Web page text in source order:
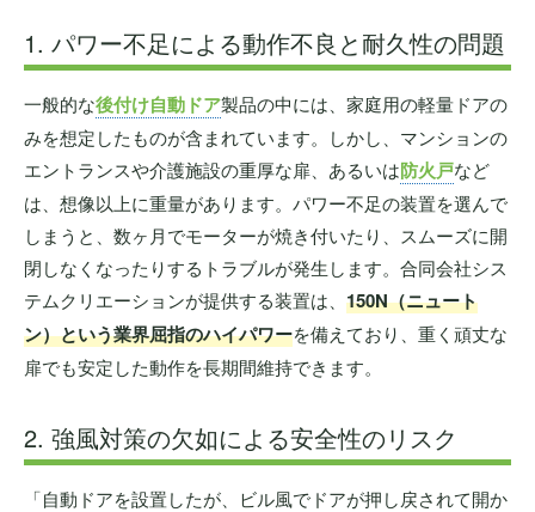
1. パワー不足による動作不良と耐久性の問題
一般的な後付け自動ドア製品の中には、家庭用の軽量ドアの
みを想定したものが含まれています。しかし、マンションの
エントランスや介護施設の重厚な扉、あるいは防火戸など
は、想像以上に重量があります。パワー不足の装置を選んで
しまうと、数ヶ月でモーターが焼き付いたり、スムーズに開
閉しなくなったりするトラブルが発生します。合同会社シス
テムクリエーションが提供する装置は、 150N（ニュート
ン）という業界屈指のハイパワーを備えており、重く頑丈な
扉でも安定した動作を長期間維持できます。
2. 強風対策の欠如による安全性のリスク
「自動ドアを設置したが、ビル風でドアが押し戻されて開か